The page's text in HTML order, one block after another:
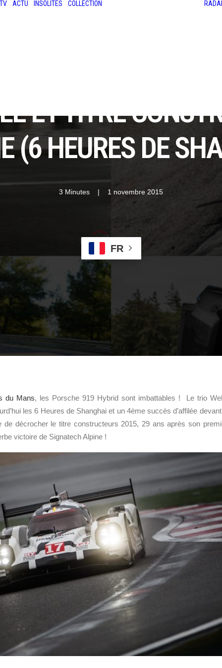
TV ACTU INSOLITES COLLECTION
ET TITRE
(6 HEURES DE
3 Minutes | 1 novembre 2015
FR
du Mans, les Porsche 919 Hybrid sont imbattables ! Le trio
les 6 Heures de Shanghai et un 4ème succès d’affilée
de décrocher le titre constructeurs 2015, 29 ans après son
victoire de Signatech Alpine !